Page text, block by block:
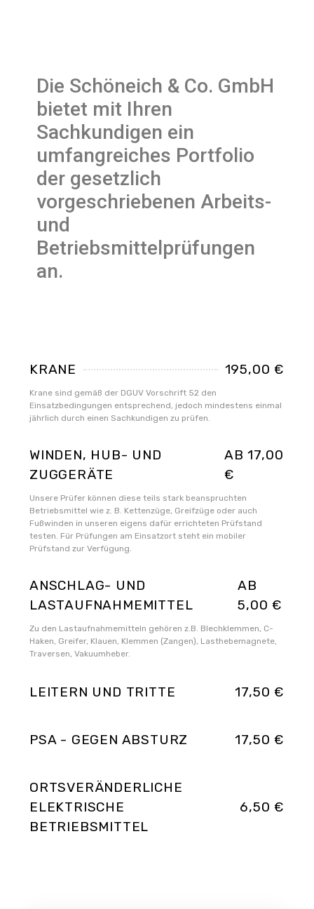
Die Schöneich & Co. GmbH
bietet mit Ihren
Sachkundigen ein
umfangreiches Portfolio
der gesetzlich
vorgeschriebenen Arbeits-
und
Betriebsmittelprüfungen
an.
KRANE 195,00 €
Krane sind gemäß der DGUV Vorschrift 52 den
Einsatzbedingungen entsprechend, jedoch mindestens einmal
jährlich durch einen Sachkundigen zu prüfen.
WINDEN, HUB- UND
ZUGGERÄTE
AB 17,00
€
Unsere Prüfer können diese teils stark beanspruchten
Betriebsmittel wie z. B. Kettenzüge, Greifzüge oder auch
Fußwinden in unseren eigens dafür errichteten Prüfstand
testen. Für Prüfungen am Einsatzort steht ein mobiler
Prüfstand zur Verfügung.
ANSCHLAG- UND
LASTAUFNAHMEMITTEL
AB
5,00 €
Zu den Lastaufnahmemitteln gehören z.B. Blechklemmen, C-
Haken, Greifer, Klauen, Klemmen (Zangen), Lasthebemagnete,
Traversen, Vakuumheber.
LEITERN UND TRITTE 17,50 €
PSA - GEGEN ABSTURZ 17,50 €
ORTSVERÄNDERLICHE
ELEKTRISCHE
BETRIEBSMITTEL
6,50 €